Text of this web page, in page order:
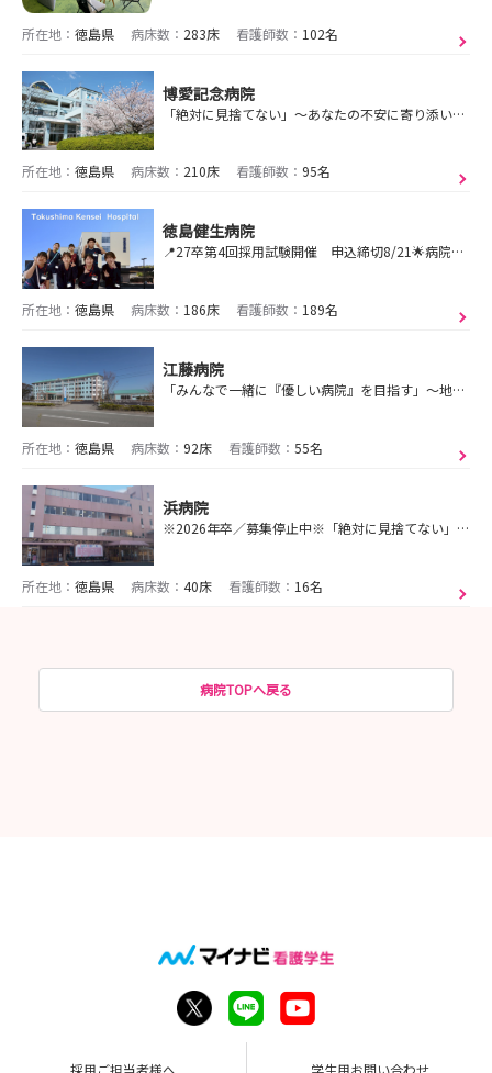
所在地： 徳島県 病床数： 283床 看護師数： 102名
博愛記念病院
「絶対に見捨てない」～あなたの不安に寄り添い、生涯を通じた質の高い医療を提供します～
所在地： 徳島県 病床数： 210床 看護師数： 95名
徳島健生病院
📍27卒第4回採用試験開催 申込締切8/21🌟病院見学会開催🌟9月申込締切間近 9/2（水）9/4（金）希望する病棟はより詳しく見学できます🍉
所在地： 徳島県 病床数： 186床 看護師数： 189名
江藤病院
「みんなで一緒に『優しい病院』を目指す」～地域に寄り添い、質の高い医療と福祉を提供します～
所在地： 徳島県 病床数： 92床 看護師数： 55名
浜病院
※2026年卒／募集停止中※「絶対に見捨てない」～地域に寄り添い、患者中心の医療で安心を提供します～
所在地： 徳島県 病床数： 40床 看護師数： 16名
病院TOPへ戻る
採用ご担当者様へ 学生用お問い合わせ